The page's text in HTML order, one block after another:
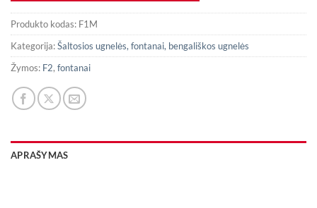
Produkto kodas: F1M
Kategorija:Šaltosios ugnelės, fontanai, bengališkos ugnelės
Žymos: F2, fontanai
APRAŠYMAS